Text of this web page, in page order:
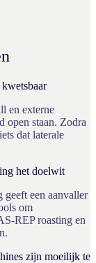
en externe
open staan. Zodra
dat laterale
het doelwit
een aanvaller
om
REP roasting en
zijn moeilijk te